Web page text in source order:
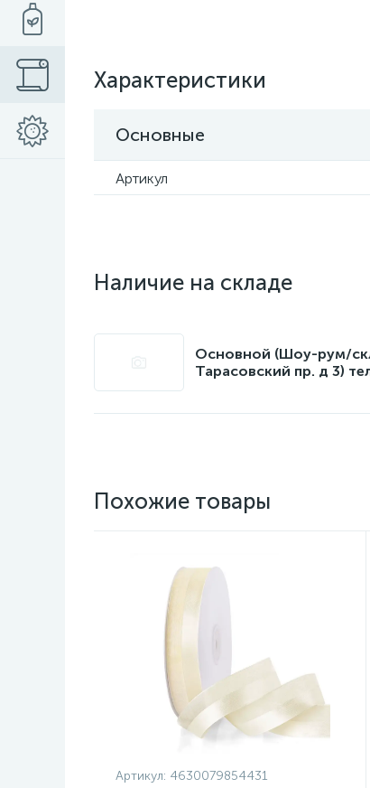
Характеристики
Основные
Артикул
Наличие на складе
Основной (Шоу-рум/
Тарасовский пр. д 3)
Похожие товары
Артикул: 4630079854431